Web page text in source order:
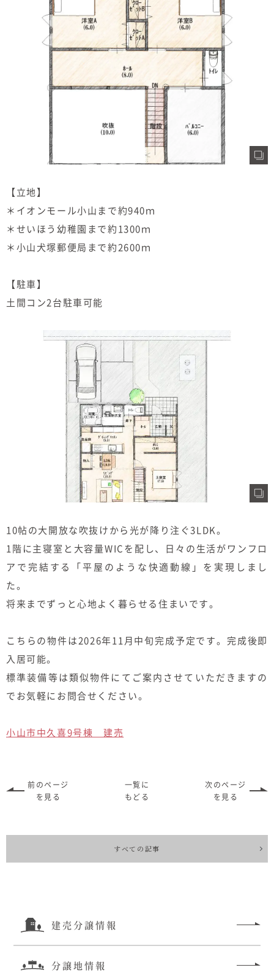
【立地】
＊イオンモール小山まで約940ｍ
＊せいほう幼稚園まで約1300ｍ
＊小山犬塚郵便局まで約2600ｍ
【駐車】
土間コン2台駐車可能
10帖の大開放な吹抜けから光が降り注ぐ3LDK。
1階に主寝室と大容量WICを配し、日々の生活がワンフロ
アで完結する「平屋のような快適動線」を実現しまし
た。
将来までずっと心地よく暮らせる住まいです。
こちらの物件は2026年11月中旬完成予定です。完成後即
入居可能。
標準装備等は類似物件にてご案内させていただきますの
でお気軽にお問合せください。
小山市中久喜9号棟 建売
前のページ
を見る
一覧に
もどる
次のページ
を見る
すべての記事
建売分譲情報
分譲地情報